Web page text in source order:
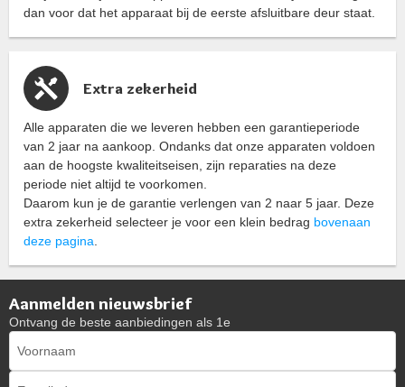
dan voor dat het apparaat bij de eerste afsluitbare deur staat.
Extra zekerheid
Alle apparaten die we leveren hebben een garantieperiode
van 2 jaar na aankoop. Ondanks dat onze apparaten voldoen
aan de hoogste kwaliteitseisen, zijn reparaties na deze
periode niet altijd te voorkomen.
Daarom kun je de garantie verlengen van 2 naar 5 jaar. Deze
extra zekerheid selecteer je voor een klein bedrag bovenaan
deze pagina.
Aanmelden nieuwsbrief
Ontvang de beste aanbiedingen als 1e